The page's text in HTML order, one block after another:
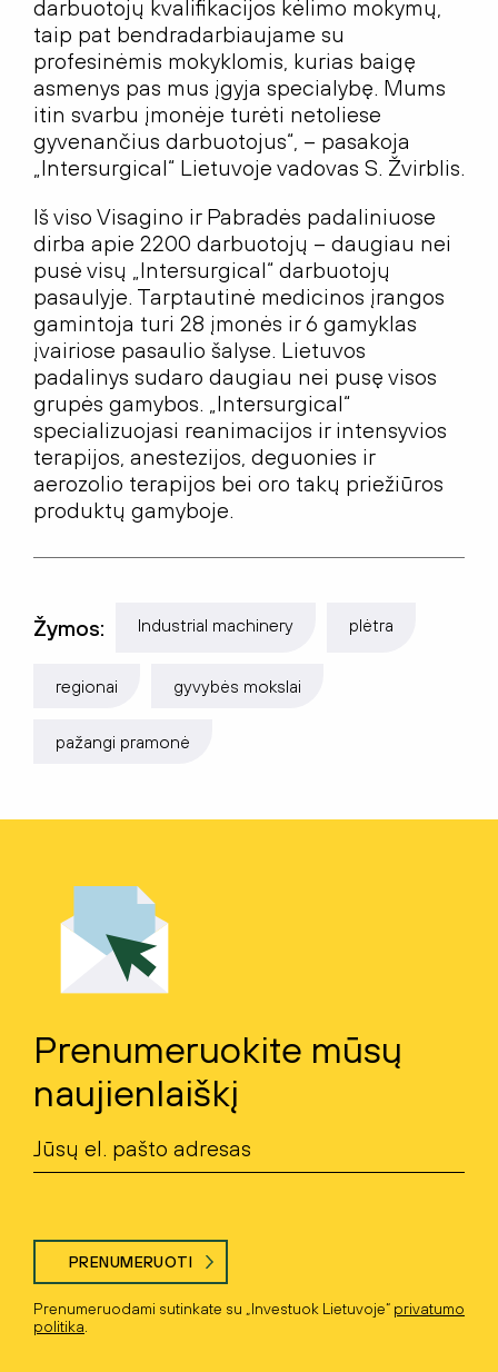
darbuotojų kvalifikacijos kėlimo mokymų,
taip pat bendradarbiaujame su
profesinėmis mokyklomis, kurias baigę
asmenys pas mus įgyja specialybę. Mums
itin svarbu įmonėje turėti netoliese
gyvenančius darbuotojus“, – pasakoja
„Intersurgical“ Lietuvoje vadovas S. Žvirblis.
Iš viso Visagino ir Pabradės padaliniuose
dirba apie 2200 darbuotojų – daugiau nei
pusė visų „Intersurgical“ darbuotojų
pasaulyje. Tarptautinė medicinos įrangos
gamintoja turi 28 įmonės ir 6 gamyklas
įvairiose pasaulio šalyse. Lietuvos
padalinys sudaro daugiau nei pusę visos
grupės gamybos. „Intersurgical“
specializuojasi reanimacijos ir intensyvios
terapijos, anestezijos, deguonies ir
aerozolio terapijos bei oro takų priežiūros
produktų gamyboje.
Žymos: Industrial machinery plėtra
regionai gyvybės mokslai
pažangi pramonė
Prenumeruokite mūsų
naujienlaiškį
PRENUMERUOTI
Prenumeruodami sutinkate su „Investuok Lietuvoje“ privatumo
politika